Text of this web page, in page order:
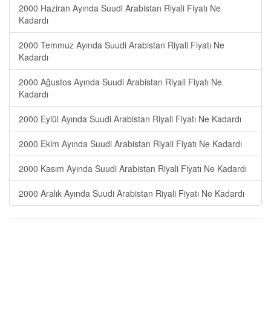
2000 Haziran Ayında Suudi Arabistan Riyali Fiyatı Ne
Kadardı
2000 Temmuz Ayında Suudi Arabistan Riyali Fiyatı Ne
Kadardı
2000 Ağustos Ayında Suudi Arabistan Riyali Fiyatı Ne
Kadardı
2000 Eylül Ayında Suudi Arabistan Riyali Fiyatı Ne Kadardı
2000 Ekim Ayında Suudi Arabistan Riyali Fiyatı Ne Kadardı
2000 Kasım Ayında Suudi Arabistan Riyali Fiyatı Ne Kadardı
2000 Aralık Ayında Suudi Arabistan Riyali Fiyatı Ne Kadardı